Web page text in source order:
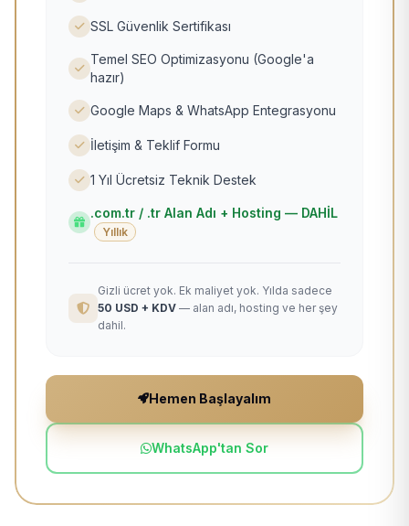
SSL Güvenlik Sertifikası
Temel SEO Optimizasyonu (Google'a
hazır)
Google Maps & WhatsApp Entegrasyonu
İletişim & Teklif Formu
1 Yıl Ücretsiz Teknik Destek
.com.tr / .tr Alan Adı + Hosting — DAHİL
Yıllık
Gizli ücret yok. Ek maliyet yok. Yılda sadece
50 USD + KDV — alan adı, hosting ve her şey
dahil.
Hemen Başlayalım
WhatsApp'tan Sor